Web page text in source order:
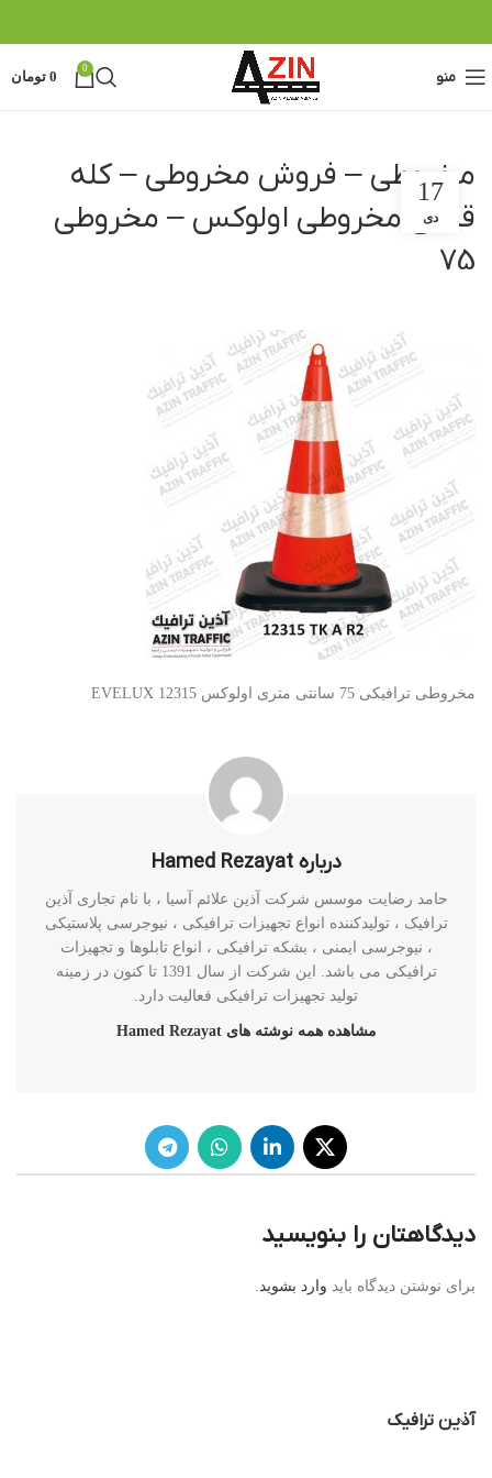
منو 0
0 تومان
مخروطی – فروش مخروطی – کله
قندی مخروطی اولوکس – مخروطی
75
17
دی
مخروطی ترافیکی 75 سانتی متری اولوکس 12315 EVELUX
درباره Hamed Rezayat
حامد رضایت موسس شرکت آذین علائم آسیا ، با نام تجاری آذین
ترافیک ، تولیدکننده انواع تجهیزات ترافیکی ، نیوجرسی پلاستیکی
، نیوجرسی ایمنی ، بشکه ترافیکی ، انواع تابلوها و تجهیزات
ترافیکی می باشد. این شرکت از سال 1391 تا کنون در زمینه
تولید تجهیزات ترافیکی فعالیت دارد.
مشاهده همه نوشته های Hamed Rezayat
دیدگاهتان را بنویسید
برای نوشتن دیدگاه باید وارد بشوید.
آذین ترافیک